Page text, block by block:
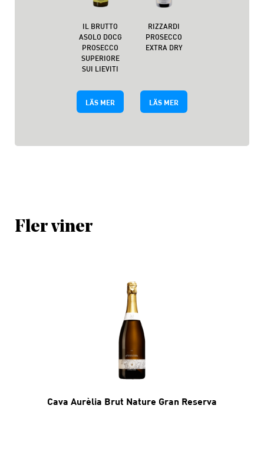
IL BRUTTO
ASOLO DOCG
PROSECCO
SUPERIORE
SUI LIEVITI
LÄS MER
RIZZARDI
PROSECCO
EXTRA DRY
LÄS MER
Fler viner
Cava Aurèlia Brut Nature Gran Reserva